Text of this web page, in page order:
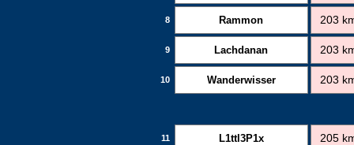
8 Rammon 203
9 Lachdanan 203
10 Wanderwisser 203
11 L1ttl3P1x 205